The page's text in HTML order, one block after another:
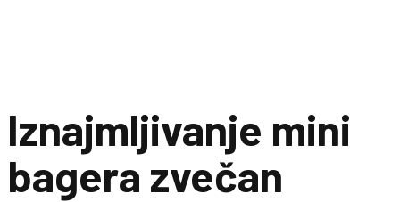
Iznajmljivanje mini
bagera zvečan